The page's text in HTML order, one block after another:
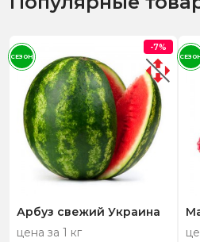
Арбуз свежий Украина
цена за 1 кг
-7%
СЕЗОН